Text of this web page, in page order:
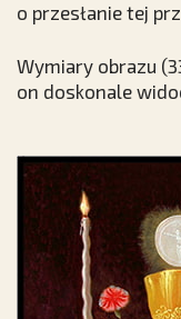
o przesłanie tej
Wymiary obrazu
on doskonale